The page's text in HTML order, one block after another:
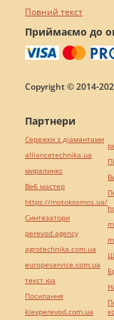
Повний текст
Приймаємо до
Copyright © 2014-
Партнери
Сережки з діамантами
alliancetechnika.ua
миралинкс
Веб мастер
https://motokosmos.ua/
Синтезатори
perevod.agency
agrotechnika.com.ua
europeservice.com.ua
текст юа
Посилання
kievperevod.com.ua